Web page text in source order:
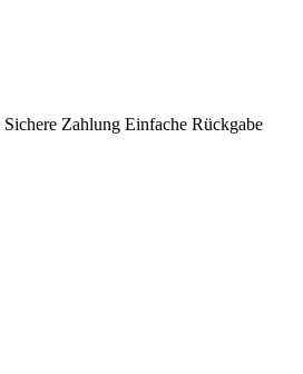
Sichere Zahlung Einfache Rückgabe